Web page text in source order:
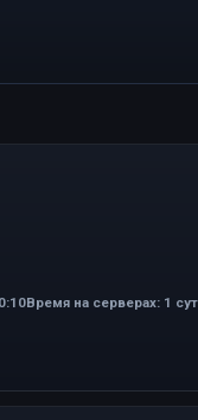
Время на серверах: 1